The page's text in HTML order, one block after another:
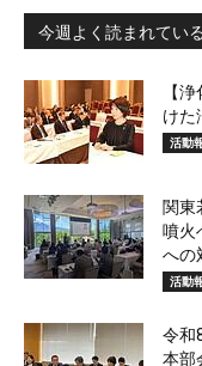
今週よく読まれてい
【
けた
活動
関東
噴火
への
活動
令和
本部